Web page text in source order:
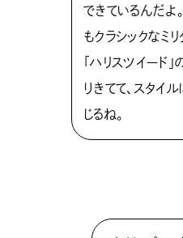
できているんだよ
もクラシックなミリ
「ハリスツイード
りきてて、スタイ
じるね。